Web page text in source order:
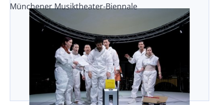
Münchener Musiktheater-Biennale